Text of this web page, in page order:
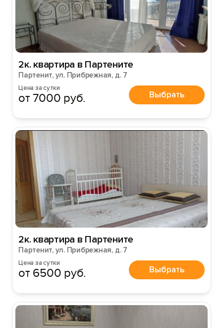
2к. квартира в Партените
Партенит, ул. Прибрежная, д. 7
Цена за сутки
от 7000 руб. Выбрать
2к. квартира в Партените
Партенит, ул. Прибрежная, д. 7
Цена за сутки
от 6500 руб. Выбрать